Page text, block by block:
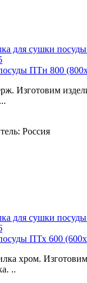
ПТн 800
Изготовим
Россия
ПТх 600
хром.
..